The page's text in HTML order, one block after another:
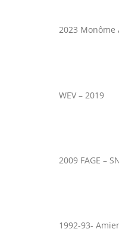
2023 Monôme
WEV – 2019
2009 FAGE –
1992-93-